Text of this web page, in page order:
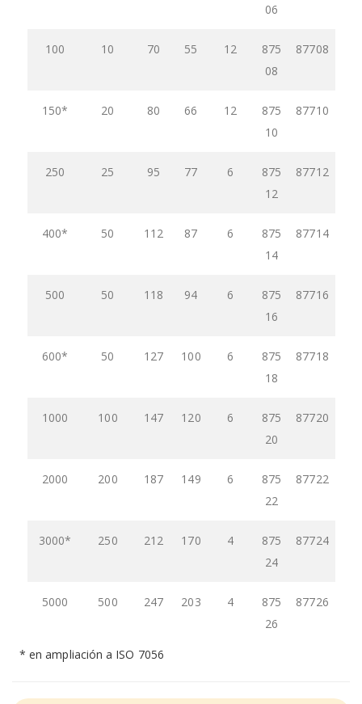
06
100 10 70 55 12
875
08
87708
150* 20 80 66 12
875
10
87710
250 25 95 77 6
875
12
87712
400* 50 112 87 6
875
14
87714
500 50 118 94 6
875
16
87716
600* 50 127 100 6
875
18
87718
1000 100 147 120 6
875
20
87720
2000 200 187 149 6
875
22
87722
3000* 250 212 170 4
875
24
87724
5000 500 247 203 4
875
26
87726
* en ampliación a ISO 7056